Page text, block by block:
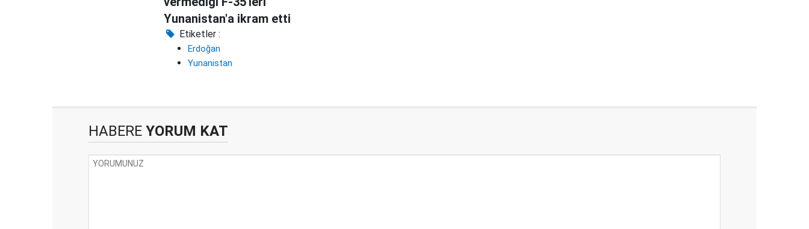
Yunanistan'a ikram etti
Etiketler :
Erdoğan
Yunanistan
HABERE YORUM KAT